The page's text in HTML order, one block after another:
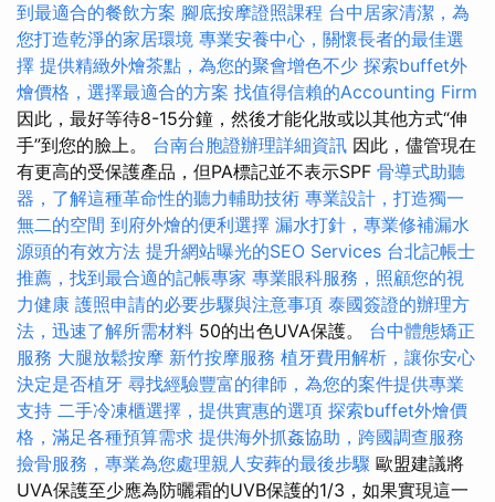
到最適合的餐飲方案 腳底按摩證照課程 台中居家清潔，為
您打造乾淨的家居環境 專業安養中心，關懷長者的最佳選
擇 提供精緻外燴茶點，為您的聚會增色不少 探索buffet外
燴價格，選擇最適合的方案 找值得信賴的Accounting Firm
因此，最好等待8-15分鐘，然後才能化妝或以其他方式“伸
手”到您的臉上。 台南台胞證辦理詳細資訊 因此，儘管現在
有更高的受保護產品，但PA標記並不表示SPF 骨導式助聽
器，了解這種革命性的聽力輔助技術 專業設計，打造獨一
無二的空間 到府外燴的便利選擇 漏水打針，專業修補漏水
源頭的有效方法 提升網站曝光的SEO Services 台北記帳士
推薦，找到最合適的記帳專家 專業眼科服務，照顧您的視
力健康 護照申請的必要步驟與注意事項 泰國簽證的辦理方
法，迅速了解所需材料 50的出色UVA保護。 台中體態矯正
服務 大腿放鬆按摩 新竹按摩服務 植牙費用解析，讓你安心
決定是否植牙 尋找經驗豐富的律師，為您的案件提供專業
支持 二手冷凍櫃選擇，提供實惠的選項 探索buffet外燴價
格，滿足各種預算需求 提供海外抓姦協助，跨國調查服務
撿骨服務，專業為您處理親人安葬的最後步驟 歐盟建議將
UVA保護至少應為防曬霜的UVB保護的1/3，如果實現這一